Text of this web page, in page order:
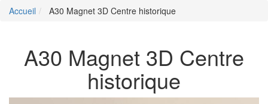
Accueil A30 Magnet 3D Centre historique
A30 Magnet 3D Centre
historique